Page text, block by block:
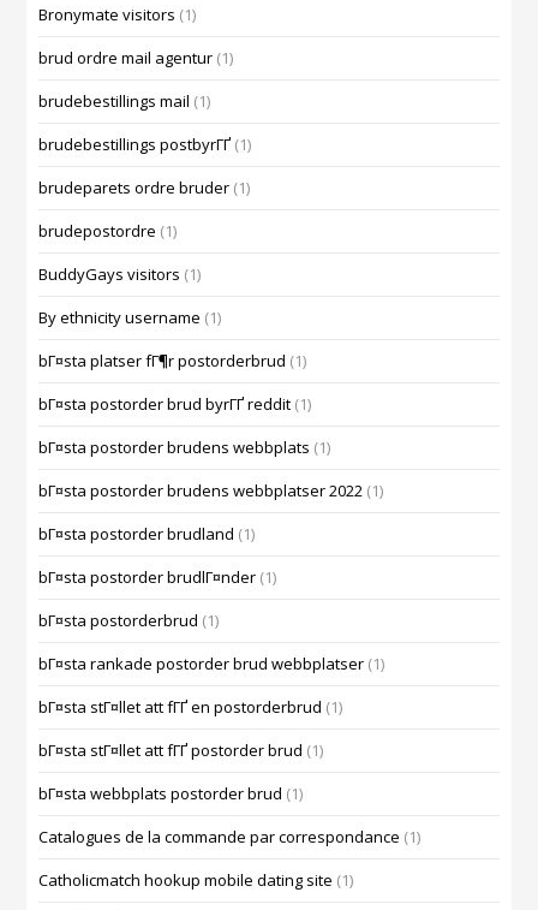
Bronymate visitors (1)
brud ordre mail agentur (1)
brudebestillings mail (1)
brudebestillings postbyrГҐ (1)
brudeparets ordre bruder (1)
brudepostordre (1)
BuddyGays visitors (1)
By ethnicity username (1)
bГ¤sta platser fГ¶r postorderbrud (1)
bГ¤sta postorder brud byrГҐ reddit (1)
bГ¤sta postorder brudens webbplats (1)
bГ¤sta postorder brudens webbplatser 2022 (1)
bГ¤sta postorder brudland (1)
bГ¤sta postorder brudlГ¤nder (1)
bГ¤sta postorderbrud (1)
bГ¤sta rankade postorder brud webbplatser (1)
bГ¤sta stГ¤llet att fГҐ en postorderbrud (1)
bГ¤sta stГ¤llet att fГҐ postorder brud (1)
bГ¤sta webbplats postorder brud (1)
Catalogues de la commande par correspondance (1)
Catholicmatch hookup mobile dating site (1)